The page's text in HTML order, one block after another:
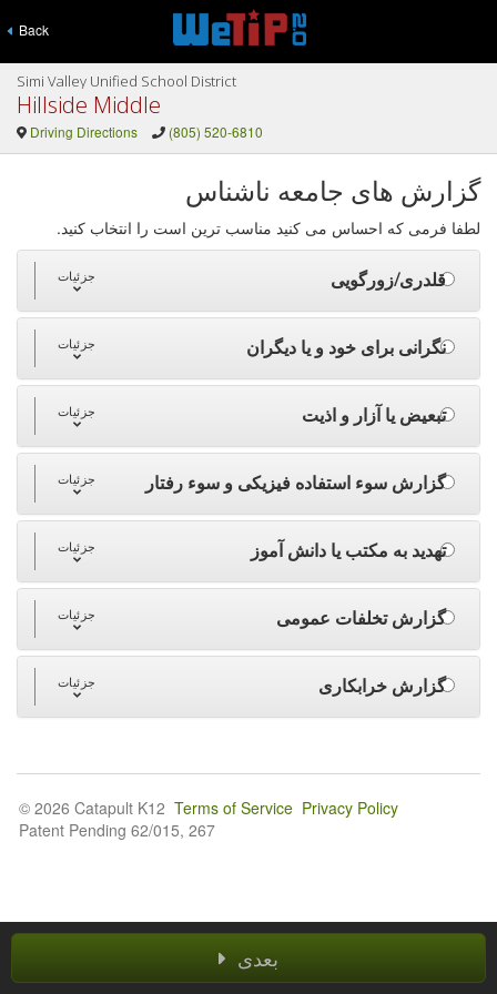
Back
Simi Valley Unified School District
Hillside Middle
Driving Directions (805) 520-6810
گزارش های جامعه ناشناس
لطفا فرمی که احساس می کنید مناسب ترین است را انتخاب کنید.
قلدری/زورگویی جزئیات
نگرانی برای خود و یا دیگران جزئیات
تبعیض یا آزار و اذیت جزئیات
گزارش سوء استفاده فیزیکی و سوء رفتار جزئیات
تهدید به مکتب یا دانش آموز جزئیات
گزارش تخلفات عمومی جزئیات
گزارش خرابکاری جزئیات
بعدی
© 2026 Catapult K12 Terms of Service Privacy Policy
Patent Pending 62/015, 267